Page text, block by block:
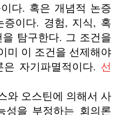
다. 혹은 개념적 논증
증이다. 경험, 지식, 혹
탐구한다. 그 조건을
미 이 조건을 선제해야
자기파멸적이다. 선
와 오스틴에 의해서 사
성을 부정하는 회의론